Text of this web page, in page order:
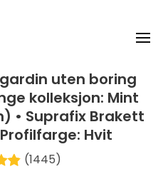
uten boring
kolleksjon: Mint
• Suprafix Brakett
Hvit
(1445)